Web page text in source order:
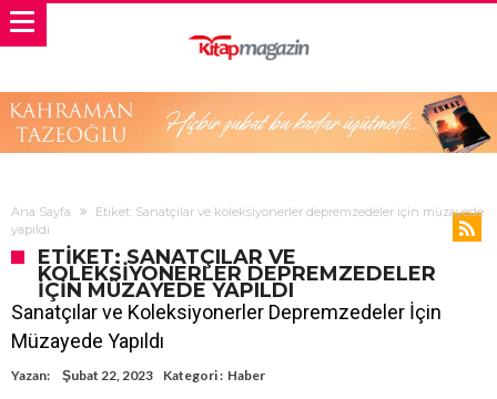
Ana Sayfa
Etiket: Sanatçılar ve koleksiyonerler depremzedeler için müzayede
yapıldı
ETIKET: SANATÇILAR VE
KOLEKSIYONERLER DEPREMZEDELER
IÇIN MÜZAYEDE YAPILDI
Sanatçılar ve Koleksiyonerler Depremzedeler İçin
Müzayede Yapıldı
Yazan: Şubat 22, 2023 Kategori : Haber